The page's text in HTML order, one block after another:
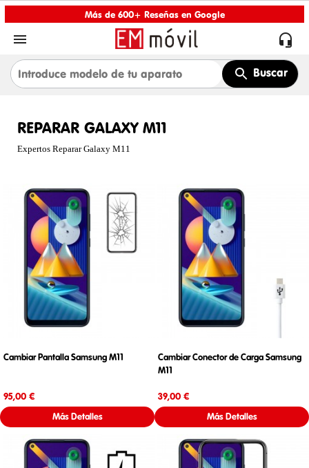
Más de 600+ Reseñas en Google
 
Buscar
REPARAR GALAXY M11
Expertos Reparar Galaxy M11
Cambiar Pantalla Samsung M11
95,00 €
Más Detalles
Cambiar Conector de Carga Samsung
M11
39,00 €
Más Detalles